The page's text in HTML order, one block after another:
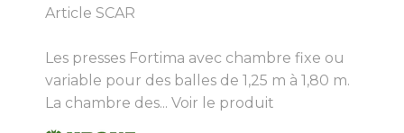
Article SCAR
Les presses Fortima avec chambre fixe ou
variable pour des balles de 1,25 m à 1,80 m.
La chambre des... Voir le produit